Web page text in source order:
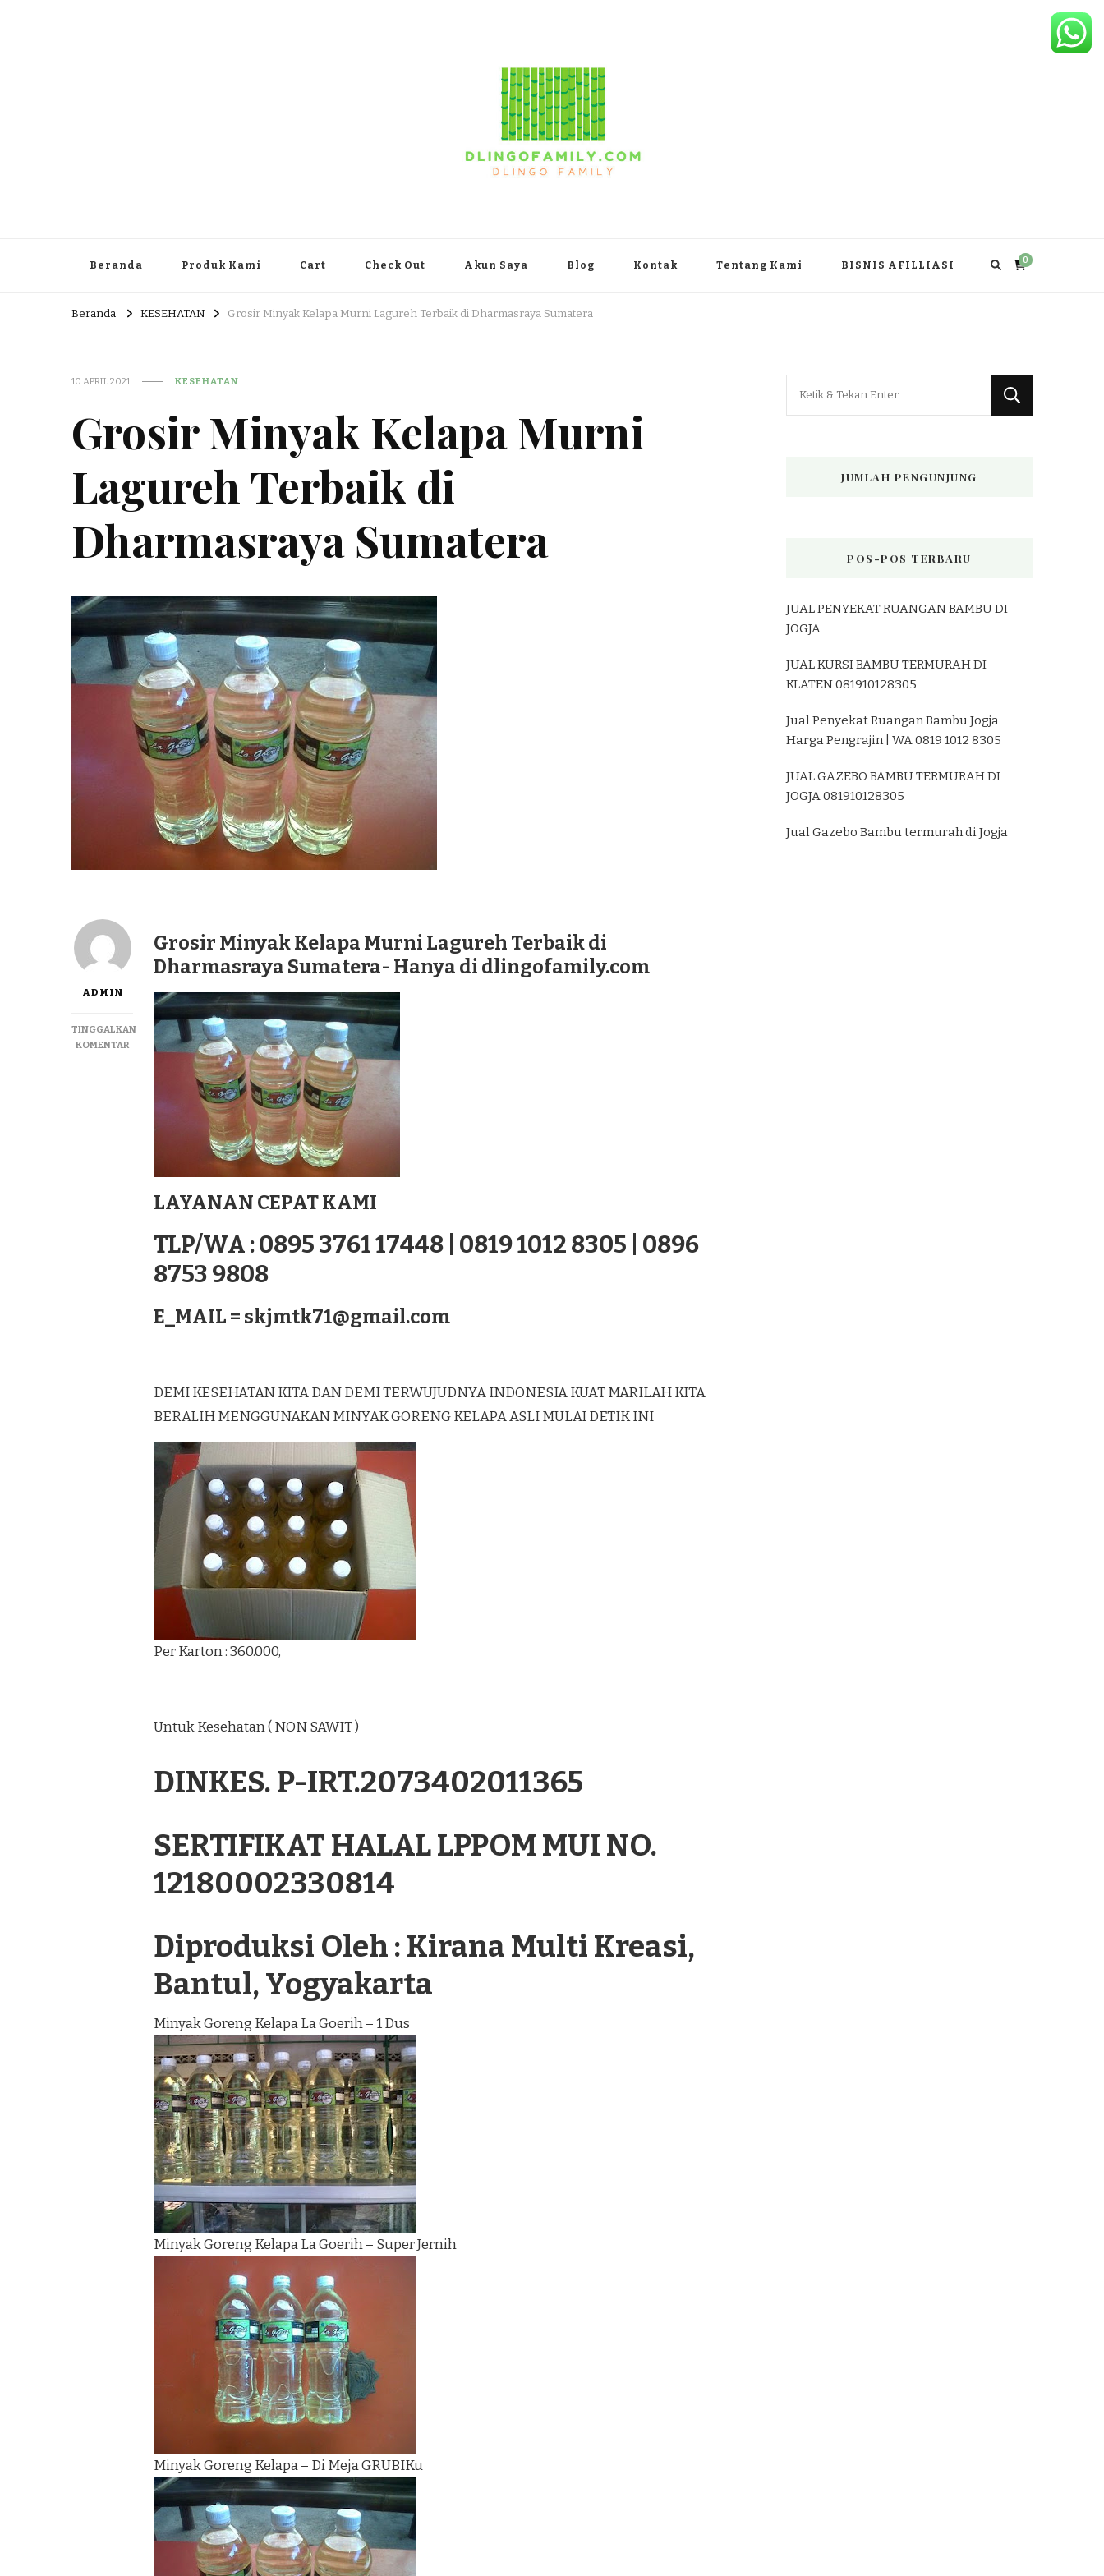
Beranda Produk Kami Cart Check Out Akun Saya Blog Kontak Tentang Kami BISNIS AFILLIASI 0
Beranda KESEHATAN Grosir Minyak Kelapa Murni Lagureh Terbaik di Dharmasraya Sumatera
10 APRIL 2021 KESEHATAN
Grosir Minyak Kelapa Murni
Lagureh Terbaik di
Dharmasraya Sumatera
ADMIN
TINGGALKAN
KOMENTARPADA
Grosir Minyak Kelapa Murni Lagureh Terbaik di
Dharmasraya Sumatera- Hanya di dlingofamily.com
LAYANAN CEPAT KAMI
TLP/WA : 0895 3761 17448 | 0819 1012 8305 | 0896
8753 9808
E_MAIL = skjmtk71@gmail.com
DEMI KESEHATAN KITA DAN DEMI TERWUJUDNYA INDONESIA KUAT MARILAH KITA
BERALIH MENGGUNAKAN MINYAK GORENG KELAPA ASLI MULAI DETIK INI
Per Karton : 360.000,
Untuk Kesehatan ( NON SAWIT )
DINKES. P-IRT.2073402011365
SERTIFIKAT HALAL LPPOM MUI NO.
12180002330814
Diproduksi Oleh : Kirana Multi Kreasi,
Bantul, Yogyakarta
Minyak Goreng Kelapa La Goerih – 1 Dus
Minyak Goreng Kelapa La Goerih – Super Jernih
Minyak Goreng Kelapa – Di Meja GRUBIKu
JUMLAH PENGUNJUNG
POS-POS TERBARU
JUAL PENYEKAT RUANGAN BAMBU DI
JOGJA
JUAL KURSI BAMBU TERMURAH DI
KLATEN 081910128305
Jual Penyekat Ruangan Bambu Jogja
Harga Pengrajin | WA 0819 1012 8305
JUAL GAZEBO BAMBU TERMURAH DI
JOGJA 081910128305
Jual Gazebo Bambu termurah di Jogja